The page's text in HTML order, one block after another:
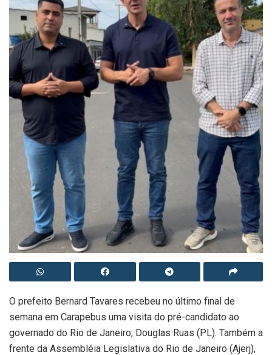
O prefeito Bernard Tavares recebeu no último final de
semana em Carapebus uma visita do pré-candidato ao
governado do Rio de Janeiro, Douglas Ruas (PL). Também a
frente da Assembléia Legislativa do Rio de Janeiro (Ajerj),